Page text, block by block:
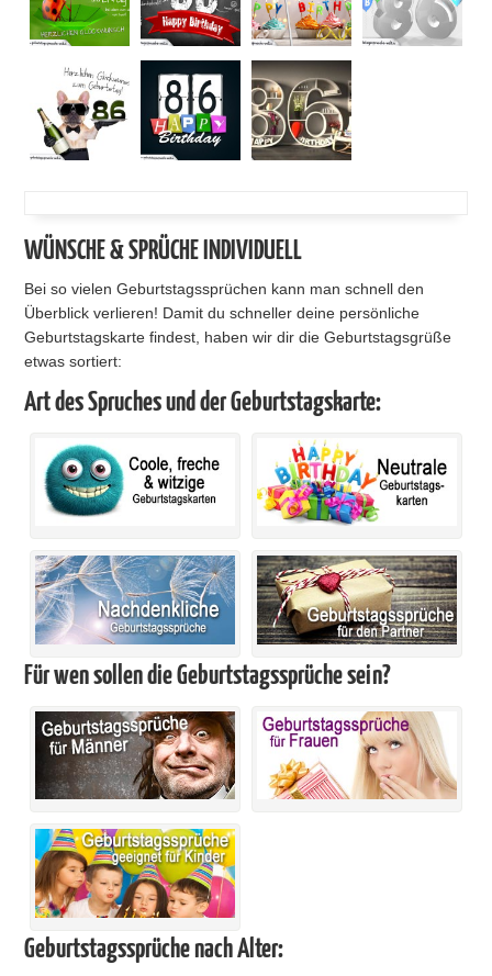
WÜNSCHE & SPRÜCHE INDIVIDUELL
Bei so vielen Geburtstagssprüchen kann man schnell den
Überblick verlieren! Damit du schneller deine persönliche
Geburtstagskarte findest, haben wir dir die Geburtstagsgrüße
etwas sortiert:
Art des Spruches und der Geburtstagskarte:
Für wen sollen die Geburtstagssprüche sein?
Geburtstagssprüche nach Alter: